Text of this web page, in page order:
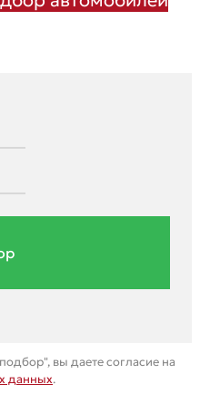
вы даете согласие на
данных.